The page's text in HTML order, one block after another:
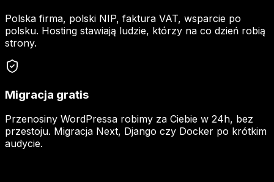
Polska firma, polski NIP, faktura VAT, wsparcie po
polsku. Hosting stawiają ludzie, którzy na co dzień robią
strony.
Migracja gratis
Przenosiny WordPressa robimy za Ciebie w 24h, bez
przestoju. Migracja Next, Django czy Docker po krótkim
audycie.